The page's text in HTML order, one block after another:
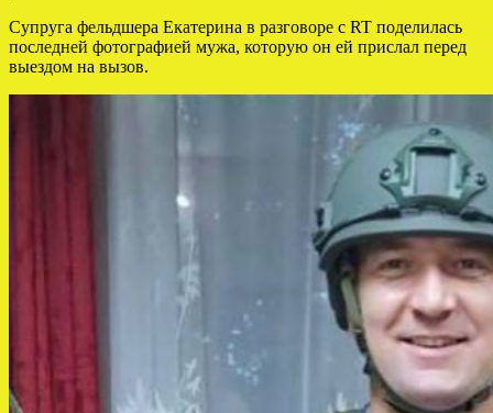
Супруга фельдшера Екатерина в разговоре с RT поделилась
последней фотографией мужа, которую он ей прислал перед
выездом на вызов.